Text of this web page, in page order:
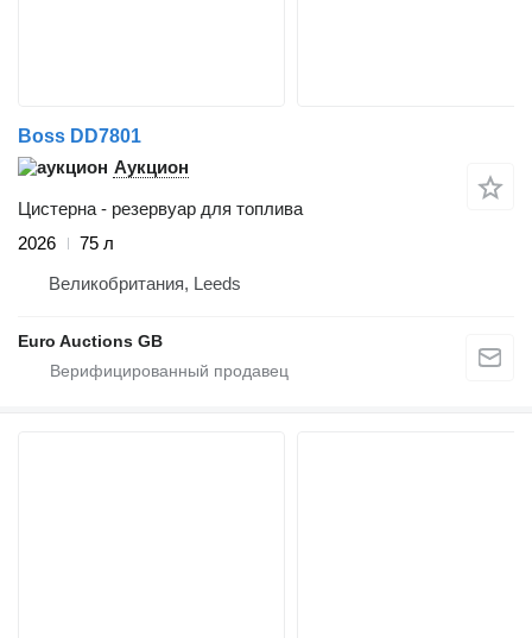
Boss DD7801
Аукцион
Цистерна - резервуар для топлива
2026
75 л
Великобритания, Leeds
Euro Auctions GB